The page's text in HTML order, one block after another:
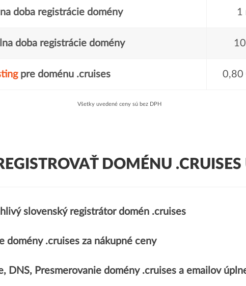
doba registrácie domény 1
doba registrácie domény
pre doménu .cruises 0,80
Všetky uvedené ceny sú bez DPH
DOMÉNU .CRUISES
slovenský registrátor domén .cruises
domény .cruises za nákupné ceny
DNS, Presmerovanie domény .cruises a emailov